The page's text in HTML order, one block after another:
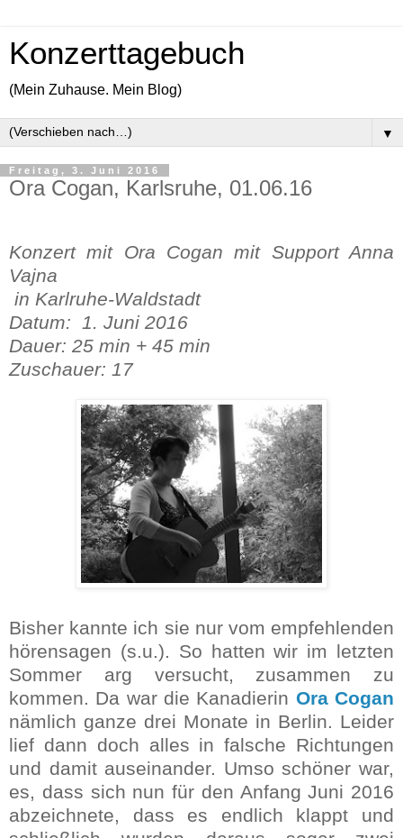
Konzerttagebuch
(Mein Zuhause. Mein Blog)
▼
Freitag, 3. Juni 2016
Ora Cogan, Karlsruhe, 01.06.16
Konzert mit Ora Cogan mit Support Anna
Vajna
in Karlruhe-Waldstadt
Datum: 1. Juni 2016
Dauer: 25 min + 45 min
Zuschauer: 17
Bisher kannte ich sie nur vom empfehlenden
hörensagen (s.u.). So hatten wir im letzten
Sommer arg versucht, zusammen zu
kommen. Da war die Kanadierin Ora Cogan
nämlich ganze drei Monate in Berlin. Leider
lief dann doch alles in falsche Richtungen
und damit auseinander. Umso schöner war,
es, dass sich nun für den Anfang Juni 2016
abzeichnete, dass es endlich klappt
und